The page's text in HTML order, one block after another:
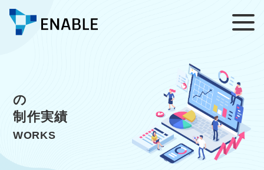
の
制作実績
WORKS